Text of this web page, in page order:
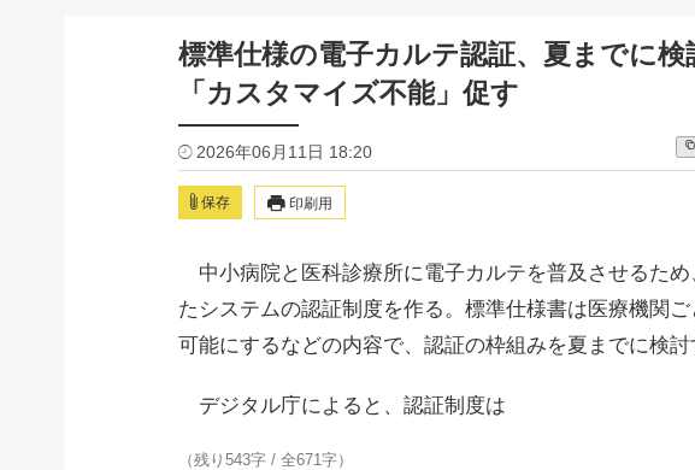
標準仕様の電子カルテ認証、夏までに検
「カスタマイズ不能」促す
2026年06月11日 18:20
保存 印刷用
中小病院と医科診療所に電子カルテを普及させるた
たシステムの認証制度を作る。標準仕様書は医療機関
可能にするなどの内容で、認証の枠組みを夏までに検討
デジタル庁によると、認証制度は
（残り543字 / 全671字）